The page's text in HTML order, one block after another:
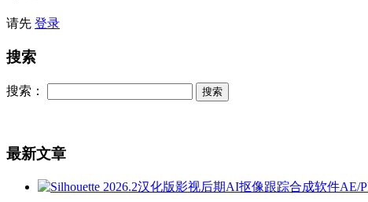
请先 登录
搜索
搜索：
最新文章